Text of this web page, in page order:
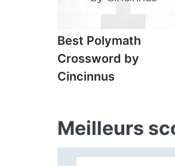
Best Polymath
Crossword by
Cincinnus
Meilleurs